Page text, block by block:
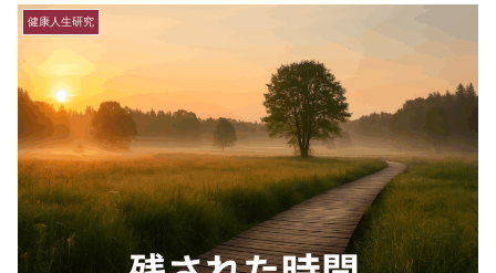
健康人生研究